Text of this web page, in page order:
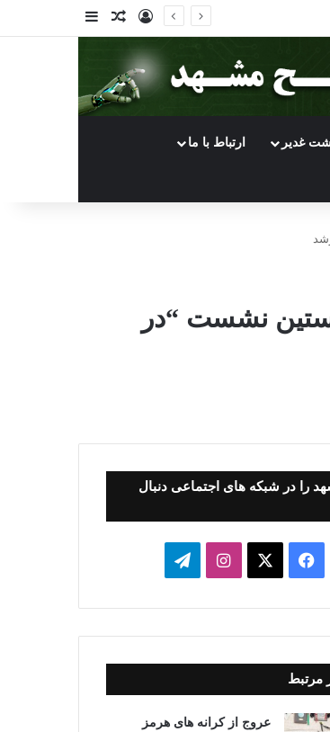
ورودنوشته تصادفی
سایدبار
غدیر ارتباط با ما
نشست “در
را در شبکه های اجتماعی دنبال
فیسبوک ایکساینستاگرامتلگرام
مرتبط
عروج از کرانه های هرمز